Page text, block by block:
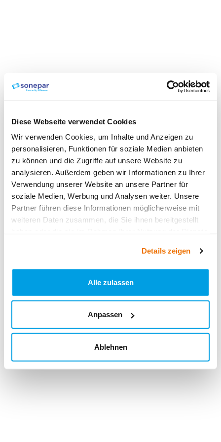
Diese Webseite verwendet Cookies
Wir verwenden Cookies, um Inhalte und Anzeigen zu
personalisieren, Funktionen für soziale Medien anbieten
zu können und die Zugriffe auf unsere Website zu
analysieren. Außerdem geben wir Informationen zu Ihrer
Verwendung unserer Website an unsere Partner für
soziale Medien, Werbung und Analysen weiter. Unsere
Partner führen diese Informationen möglicherweise mit
weiteren Daten zusammen, die Sie ihnen bereitgestellt
Details zeigen
Alle zulassen
Anpassen
Ablehnen